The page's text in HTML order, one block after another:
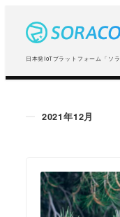
コ
日本発IoTプラットフォーム「ソ
2021年12月